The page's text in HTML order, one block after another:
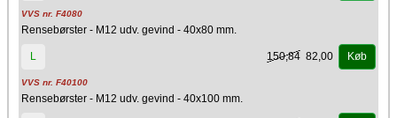
VVS nr. F4080
Rensebørster - M12 udv. gevind - 40x80 mm.
L 150,84 82,00 Køb
VVS nr. F40100
Rensebørster - M12 udv. gevind - 40x100 mm.